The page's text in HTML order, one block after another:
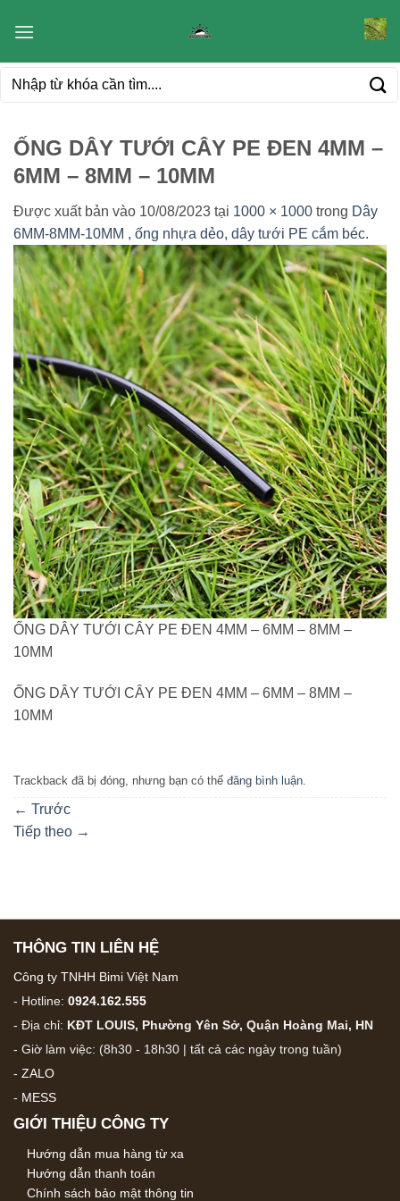
qua
dung
Tìm
ỐNG DÂY TƯỚI CÂY PE ĐEN 4MM –
6MM – 8MM – 10MM
Được xuất bản vào 10/08/2023 tại 1000 × 1000 trong Dây
6MM-8MM-10MM , ống nhựa dẻo, dây tưới PE cắm béc.
ỐNG DÂY TƯỚI CÂY PE ĐEN 4MM – 6MM – 8MM –
10MM
ỐNG DÂY TƯỚI CÂY PE ĐEN 4MM – 6MM – 8MM –
10MM
Trackback đã bị đóng, nhưng bạn có thể đăng bình luận.
← Trước
Tiếp theo →
THÔNG TIN LIÊN HỆ
Công ty TNHH Bimi Việt Nam
- Hotline: 0924.162.555
- Địa chỉ: KĐT LOUIS, Phường Yên Sở, Quận Hoàng Mai, HN
- Giờ làm việc: (8h30 - 18h30 | tất cả các ngày trong tuần)
- ZALO
- MESS
GIỚI THIỆU CÔNG TY
Hướng dẫn mua hàng từ xa
Hướng dẫn thanh toán
Chính sách bảo mật thông tin